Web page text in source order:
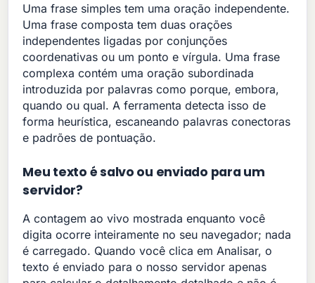
Uma frase simples tem uma oração independente.
Uma frase composta tem duas orações
independentes ligadas por conjunções
coordenativas ou um ponto e vírgula. Uma frase
complexa contém uma oração subordinada
introduzida por palavras como porque, embora,
quando ou qual. A ferramenta detecta isso de
forma heurística, escaneando palavras conectoras
e padrões de pontuação.
Meu texto é salvo ou enviado para um
servidor?
A contagem ao vivo mostrada enquanto você
digita ocorre inteiramente no seu navegador; nada
é carregado. Quando você clica em Analisar, o
texto é enviado para o nosso servidor apenas